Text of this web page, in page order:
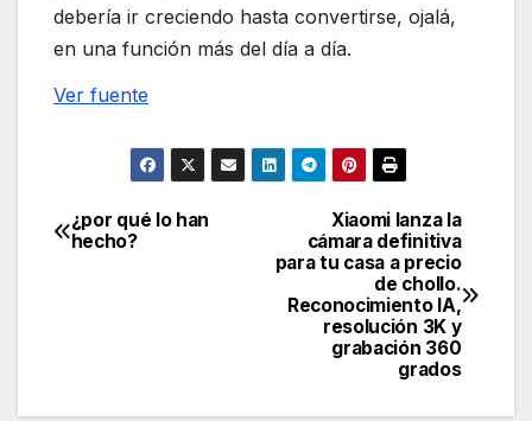
debería ir creciendo hasta convertirse, ojalá,
en una función más del día a día.
Ver fuente
Navegación
Xiaomi lanza la
cámara definitiva
para tu casa a precio
de chollo.
Reconocimiento IA,
resolución 3K y
grabación 360
grados
¿por qué lo han
hecho?